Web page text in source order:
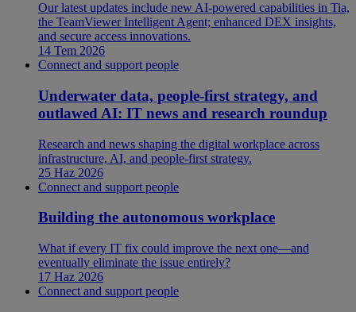
Our latest updates include new AI-powered capabilities in Tia,
the TeamViewer Intelligent Agent; enhanced DEX insights,
and secure access innovations.
14 Tem 2026
Connect and support people
Underwater data, people-first strategy, and
outlawed AI: IT news and research roundup
Research and news shaping the digital workplace across
infrastructure, AI, and people-first strategy.
25 Haz 2026
Connect and support people
Building the autonomous workplace
What if every IT fix could improve the next one—and
eventually eliminate the issue entirely?
17 Haz 2026
Connect and support people